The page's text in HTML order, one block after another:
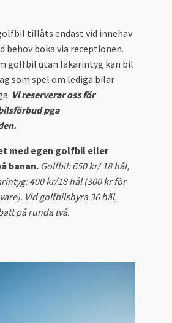
tillåts endast vid innehav
behov boka via receptionen.
golfbil utan läkarintyg kan bil
som spel om lediga bilar
Vi reserverar oss för
pga
med egen golfbil eller
banan. Golfbil: 650 kr/ 18 hål,
400 kr/18 hål (300 kr för
Vid golfbilshyra 36 hål,
på runda två.